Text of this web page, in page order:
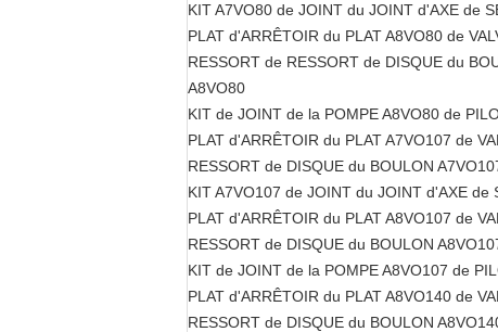
KIT A7VO80 de JOINT du JOINT d'AXE de
PLAT d'ARRÊTOIR du PLAT A8VO80 de
RESSORT de RESSORT de DISQUE du
A8VO80
KIT de JOINT de la POMPE A8VO80 de
PLAT d'ARRÊTOIR du PLAT A7VO107 de
RESSORT de DISQUE du BOULON
KIT A7VO107 de JOINT du JOINT d'AXE de
PLAT d'ARRÊTOIR du PLAT A8VO107 de
RESSORT de DISQUE du BOULON
KIT de JOINT de la POMPE A8VO107 de
PLAT d'ARRÊTOIR du PLAT A8VO140 de
RESSORT de DISQUE du BOULON